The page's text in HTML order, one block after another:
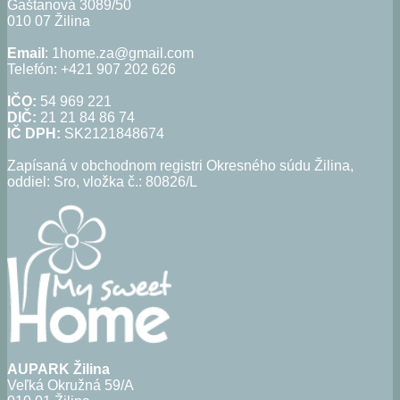
Gaštanová 3089/50
010 07 Žilina
Email : 1home.za@gmail.com
Telefón: +421 907 202 626
IČO: 54 969 221
DIČ: 21 21 84 86 74
IČ DPH: SK2121848674
Zapísaná v obchodnom registri Okresného súdu Žilina,
oddiel: Sro, vložka č.: 80826/L
AUPARK Žilina
Veľká Okružná 59/A